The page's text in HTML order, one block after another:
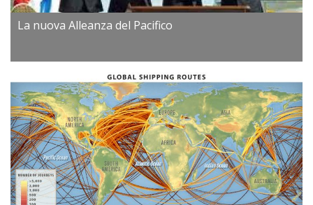
La nuova Alleanza del Pacifico